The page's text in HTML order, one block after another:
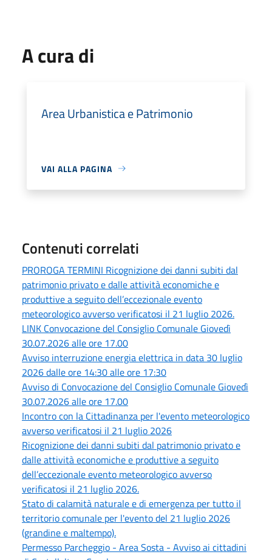
A cura di
Area Urbanistica e Patrimonio
VAI ALLA PAGINA
Contenuti correlati
PROROGA TERMINI Ricognizione dei danni subiti dal
patrimonio privato e dalle attività economiche e
produttive a seguito dell’eccezionale evento
meteorologico avverso verificatosi il 21 luglio 2026.
LINK Convocazione del Consiglio Comunale Giovedì
30.07.2026 alle ore 17.00
Avviso interruzione energia elettrica in data 30 luglio
2026 dalle ore 14:30 alle ore 17:30
Avviso di Convocazione del Consiglio Comunale Giovedì
30.07.2026 alle ore 17.00
Incontro con la Cittadinanza per l'evento meteorologico
avverso verificatosi il 21 luglio 2026
Ricognizione dei danni subiti dal patrimonio privato e
dalle attività economiche e produttive a seguito
dell’eccezionale evento meteorologico avverso
verificatosi il 21 luglio 2026.
Stato di calamità naturale e di emergenza per tutto il
territorio comunale per l'evento del 21 luglio 2026
(grandine e maltempo).
Permesso Parcheggio - Area Sosta - Avviso ai cittadini